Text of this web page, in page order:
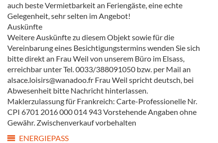
auch beste Vermietbarkeit an Feriengäste, eine echte
Gelegenheit, sehr selten im Angebot!
Auskünfte
Weitere Auskünfte zu diesem Objekt sowie für die
Vereinbarung eines Besichtigungstermins wenden Sie sich
bitte direkt an Frau Weil von unserem Büro im Elsass,
erreichbar unter Tel. 0033/388091050 bzw. per Mail an
alsace.loisirs@wanadoo.fr Frau Weil spricht deutsch, bei
Abwesenheit bitte Nachricht hinterlassen.
Maklerzulassung für Frankreich: Carte-Professionelle Nr.
CPI 6701 2016 000 014 943 Vorstehende Angaben ohne
Gewähr. Zwischenverkauf vorbehalten
ENERGIEPASS